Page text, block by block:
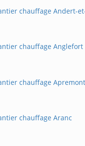
chauffage Andert-
chauffage Anglefort
chauffage Apremont
chauffage Aranc